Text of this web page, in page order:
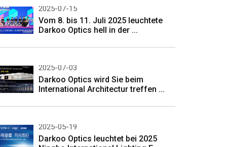
2025-07-15
Vom 8. bis 11. Juli 2025 leuchtete
Darkoo Optics hell in der ...
2025-07-03
Darkoo Optics wird Sie beim
International Architectur treffen ...
2025-05-19
Darkoo Optics leuchtet bei 2025